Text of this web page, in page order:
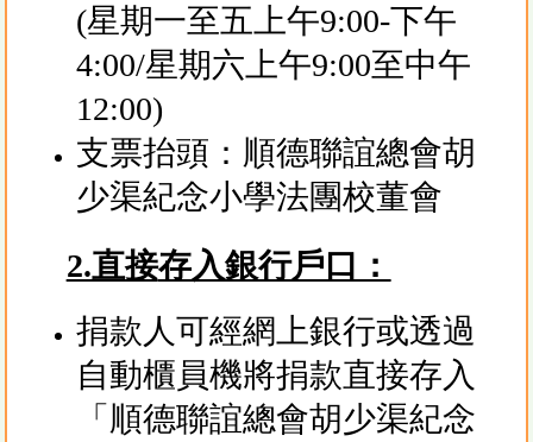
(星期一至五上午9:00-下午
4:00/星期六上午9:00至中午
12:00)
支票抬頭：順德聯誼總會胡
少渠紀念小學法團校董會
2.直接存入銀行戶口：
捐款人可經網上銀行或透過
自動櫃員機將捐款直接存入
「順德聯誼總會胡少渠紀念